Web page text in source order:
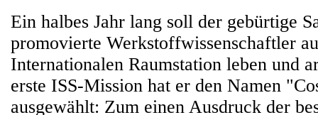
Ein halbes Jahr lang soll der gebürtige
promovierte Werkstoffwissenschaftler
Internationalen Raumstation leben und
erste ISS-Mission hat er den Namen
ausgewählt: Zum einen Ausdruck der